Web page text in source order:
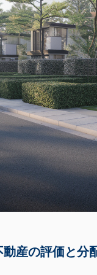
産の評価と分